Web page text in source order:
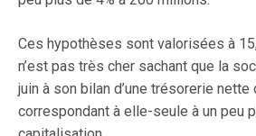
Ces hypothèses sont valorisées à
n’est pas très cher sachant que la
juin à son bilan d’une trésorerie
correspondant à elle-seule à un peu